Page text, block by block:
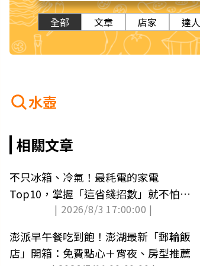
全部 文章 店家 達人
水壺
相關文章
不只冰箱、冷氣！最耗電的家電
Top10，掌握「這省錢招數」就不怕吃
| 2026/8/3 17:00:00 |
澎派早午餐吃到飽！澎湖最新「郵輪飯
店」開箱：免費點心＋宵夜、房型推薦